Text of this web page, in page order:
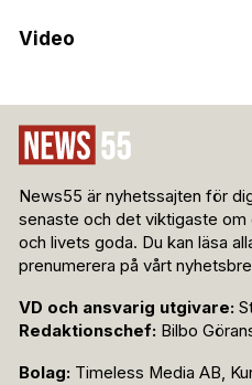
Video
News55 är nyhetssajten för
senaste och det viktigaste om
och livets goda. Du kan läsa
prenumerera på vårt
VD och ansvarig utgivare:
Redaktionschef: Bilbo
Bolag: Timeless Media AB,